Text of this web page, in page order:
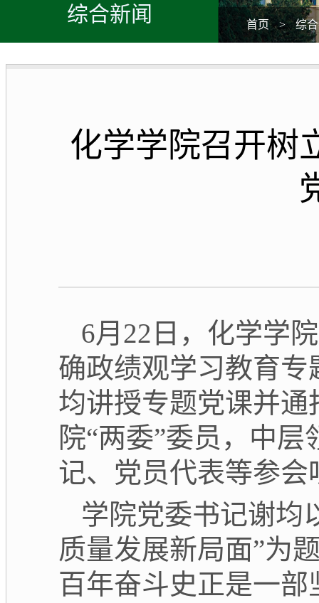
综合新闻 首页 > 综
化学学院召开树
6月22日，化学学
确政绩观学习教育
均讲授专题党课并
院“两委”委员，中
记、党员代表等参会
学院党委书记谢均
质量发展新局面”为
百年奋斗史正是一